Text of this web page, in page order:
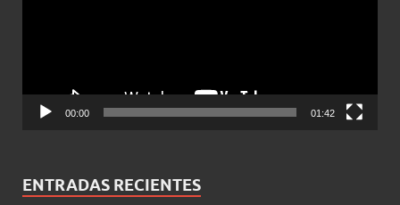
00:00 01:42
ENTRADAS RECIENTES